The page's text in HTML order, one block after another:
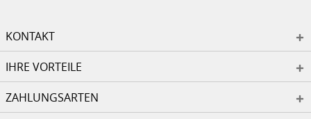
KONTAKT
IHRE VORTEILE
ZAHLUNGSARTEN